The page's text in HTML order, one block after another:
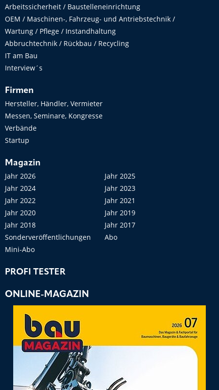
Arbeitssicherheit / Baustelleneinrichtung
OEM / Maschinen-, Fahrzeug- und Antriebstechnik /
Wartung / Pflege / Instandhaltung
Abbruchtechnik / Rückbau / Recycling
IT am Bau
Interview´s
Firmen
Hersteller, Händler, Vermieter
Messen, Seminare, Kongresse
Verbände
Startup
Magazin
Jahr 2026
Jahr 2025
Jahr 2024
Jahr 2023
Jahr 2022
Jahr 2021
Jahr 2020
Jahr 2019
Jahr 2018
Jahr 2017
Sonderveröffentlichungen
Abo
Mini-Abo
PROFI TESTER
ONLINE-MAGAZIN